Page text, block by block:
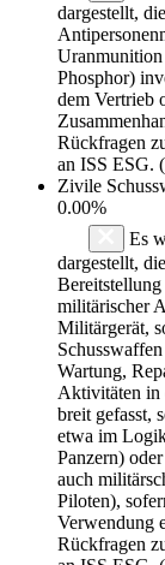
dargestellt,
Phosphor)
dem Vertrieb
Rückfragen
an ISS ESG.
Zivile
0.00%
Es
dargestellt,
militärischer
Militärgerät,
Wartung,
Aktivitäten in
breit gefasst,
etwa im
Panzern)
auch
Piloten),
Verwendung
Rückfragen